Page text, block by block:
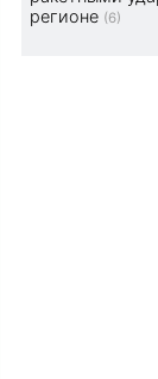
регионе (6)